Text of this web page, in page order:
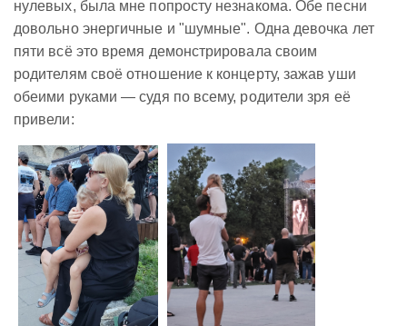
нулевых, была мне попросту незнакома. Обе песни
довольно энергичные и "шумные". Одна девочка лет
пяти всё это время демонстрировала своим
родителям своё отношение к концерту, зажав уши
обеими руками — судя по всему, родители зря её
привели: